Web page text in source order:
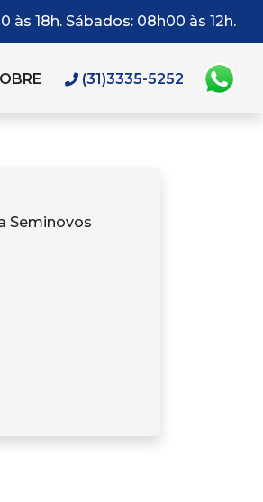
às 18h. Sábados: 08h00 às 12h.
(31)3335-5252
Seminovos